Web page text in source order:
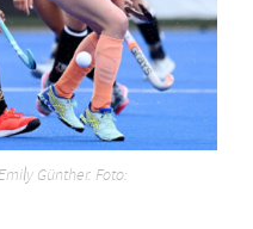
Günther. Foto: